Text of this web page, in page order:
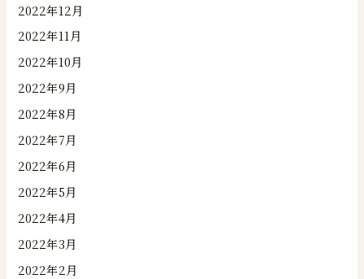
2022年12月
2022年11月
2022年10月
2022年9月
2022年8月
2022年7月
2022年6月
2022年5月
2022年4月
2022年3月
2022年2月